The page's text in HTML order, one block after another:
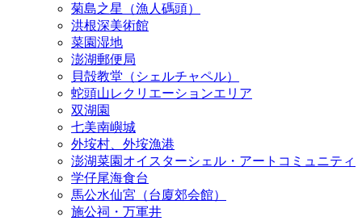
菊島之星（漁人碼頭）
洪根深美術館
菜園湿地
澎湖郵便局
貝殻教堂（シェルチャペル）
蛇頭山レクリエーションエリア
双湖園
七美南嶼城
外垵村、外垵漁港
澎湖菜園オイスターシェル・アートコミュニティ
学仔尾海食台
馬公水仙宮（台廈郊会館）
施公祠・万軍井